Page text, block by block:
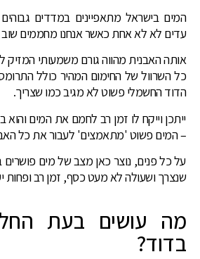
המים בישראל מתאפיינים במדדים
עדים לא לא אחת כאשר אנחנו מחממים שוב
אותה האבנית מהווה גורם משמעותי
כל השרוול של החימום המהיר כולל
הדוד החשמלי פשוט לא מגיב כמו שצריך.
ייתכן וייקח לו זמן רב לחמם את המים
– המים פשוט 'מתאמצים' לעבור את כל
על כל פנים, נוצר כאן מצב של מים
שנצרך ושעולה לא מעט כסף, זמן רב ופחות
מה עושים בעת
בדוד?